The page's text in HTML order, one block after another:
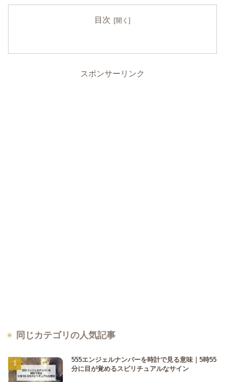
目次
スポンサーリンク
同じカテゴリの人気記事
555エンジェルナンバーを時計で見る意味｜5時55
分に目が覚めるスピリチュアルなサイン